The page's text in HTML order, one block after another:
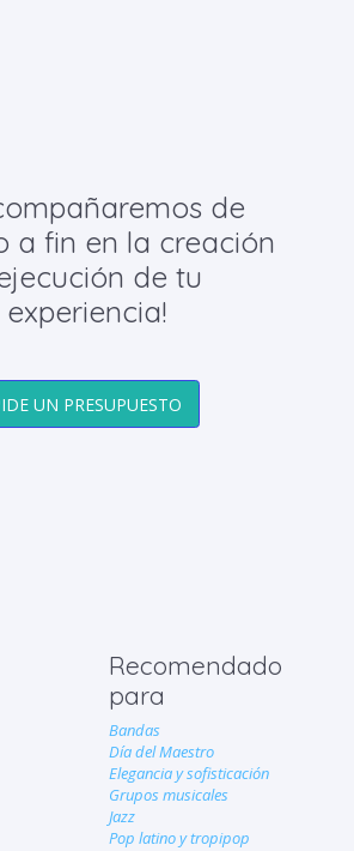
de
a fin en la creación
de tu
experiencia!
UN PRESUPUESTO
Recomendado
para
Bandas
Día del Maestro
Elegancia y sofisticación
Grupos musicales
Jazz
Pop latino y tropipop